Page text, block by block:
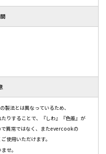
法とは異なっているため、
りすることで、『しわ』『色差』が
で異常ではなく、またevercookの
使用いただけます。
せ。